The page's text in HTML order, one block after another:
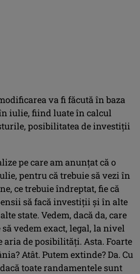
va fi făcută în baza
iulie, fiind luate în calcul
posibilitatea de investiţii
pe care am anunţat că o
pentru că trebuie să vezi în
ce trebuie îndreptat, fie că
să facă investiţii şi în alte
state. Vedem, dacă da, care
vedem exact, legal, la nivel
aria de posibilităţi. Asta. Foarte
Atât. Putem extinde? Da. Cu
toate randamentele sunt